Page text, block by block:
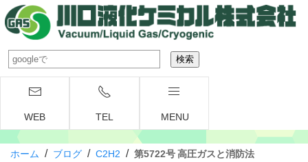
WEB TEL MENU
ホーム / ブログ / C2H2 / 第5722号 高圧ガスと消防法